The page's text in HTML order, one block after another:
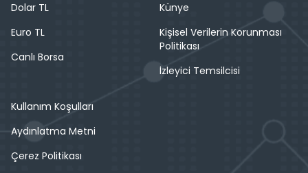
Dolar TL
Euro TL
Canlı Borsa
Künye
Kişisel Verilerin Korunması
Politikası
İzleyici Temsilcisi
Kullanım Koşulları
Aydınlatma Metni
Çerez Politikası